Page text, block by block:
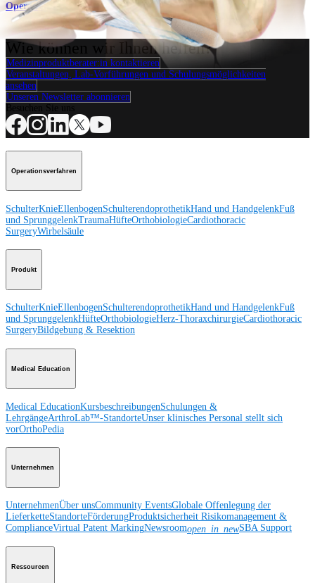
Operationsverfahren
Wie können wir Ihnen helfen?
Medizinproduktberater:in kontaktieren
Veranstaltungen, Lab-Vorführungen und Schulungsmöglichkeiten
ansehen
Unseren Newsletter abonnieren
Operationsverfahren
SchulterKnieEllenbogenSchulterendoprothetikHand und HandgelenkFuß
und SprunggelenkTraumaHüfteOrthobiologieCardiothoracic
SurgeryWirbelsäule
Produkt
SchulterKnieEllenbogenSchulterendoprothetikHand und HandgelenkFuß
und SprunggelenkHüfteOrthobiologieHerz-ThoraxchirurgieCardiothoracic
SurgeryBildgebung & Resektion
Medical Education
Medical EducationKursbeschreibungenSchulungen &
LehrgängeArthroLab™-StandorteUnser klinisches Personal stellt sich
vorOrthoPedia
Unternehmen
UnternehmenÜber unsCommunity EventsGlobale Offenlegung der
LieferketteStandorteFörderungProduktsicherheit Risikomanagement &
ComplianceVirtual Patent MarkingNewsroomopen_in_newSBA Support
Ressourcen